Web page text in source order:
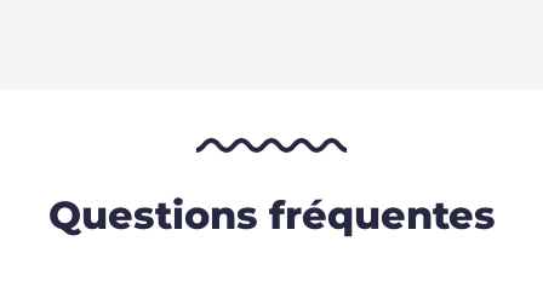
Questions fréquentes